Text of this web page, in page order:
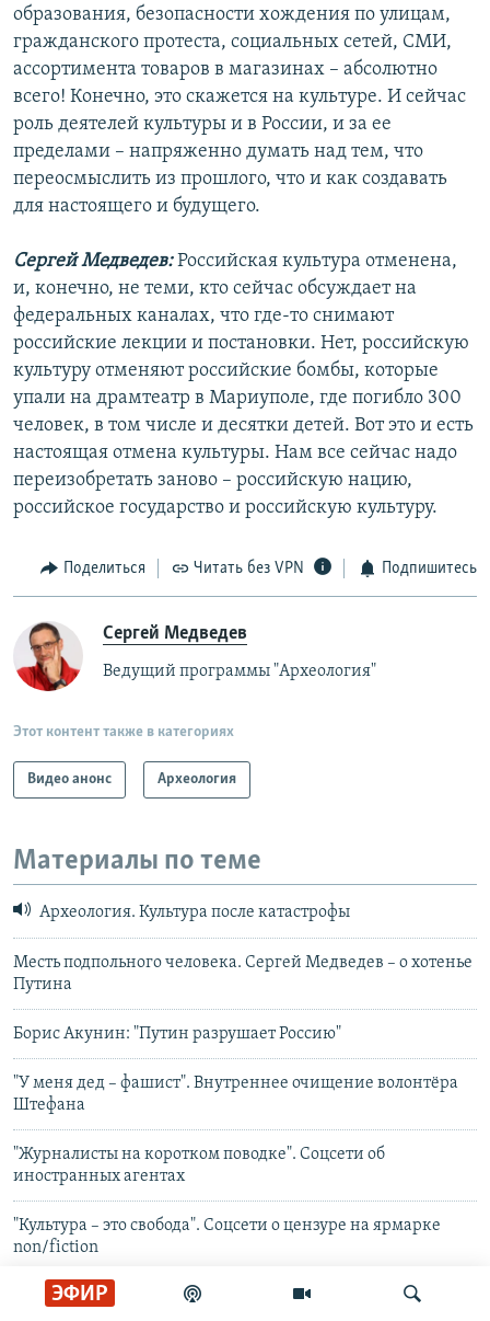
ЭФИР
образования, безопасности хождения по улицам,
гражданского протеста, социальных сетей, СМИ,
ассортимента товаров в магазинах – абсолютно
всего! Конечно, это скажется на культуре. И сейчас
роль деятелей культуры и в России, и за ее
пределами – напряженно думать над тем, что
переосмыслить из прошлого, что и как создавать
для настоящего и будущего.
Сергей Медведев:Российская культура отменена,
и, конечно, не теми, кто сейчас обсуждает на
федеральных каналах, что где-то снимают
российские лекции и постановки. Нет, российскую
культуру отменяют российские бомбы, которые
упали на драмтеатр в Мариуполе, где погибло 300
человек, в том числе и десятки детей. Вот это и есть
настоящая отмена культуры. Нам все сейчас надо
переизобретать заново – российскую нацию,
российское государство и российскую культуру.
Поделиться Читать без VPN Подпишитесь
Сергей Медведев
Ведущий программы "Археология"
Этот контент также в категориях
Видео анонс Археология
Материалы по теме
Археология. Культура после катастрофы
Месть подпольного человека. Сергей Медведев – о хотенье
Путина
Борис Акунин: "Путин разрушает Россию"
"У меня дед – фашист". Внутреннее очищение волонтёра
Штефана
"Журналисты на коротком поводке". Соцсети об
иностранных агентах
"Культура – это свобода". Соцсети о цензуре на ярмарке
non/fiction
Искусство быть смирным